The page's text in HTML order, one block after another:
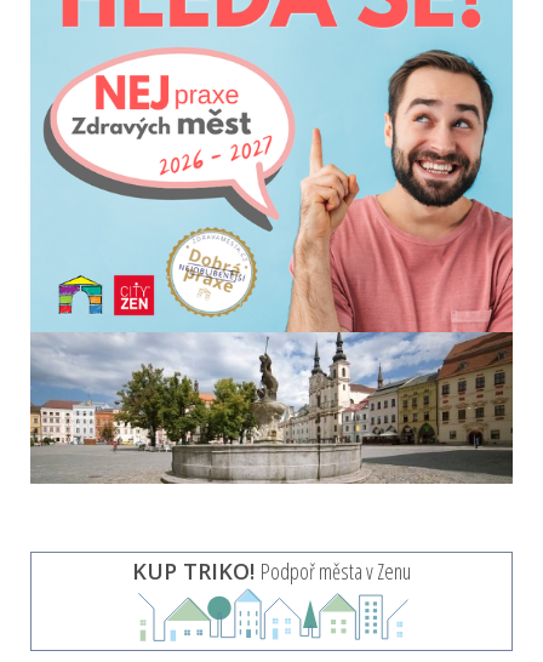
KUP TRIKO! Podpoř města v Zenu